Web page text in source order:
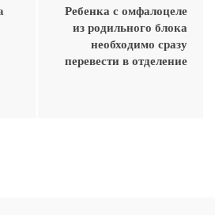
Ребенка с омфалоцеле
из родильного блока
необходимо сразу
перевести в отделение